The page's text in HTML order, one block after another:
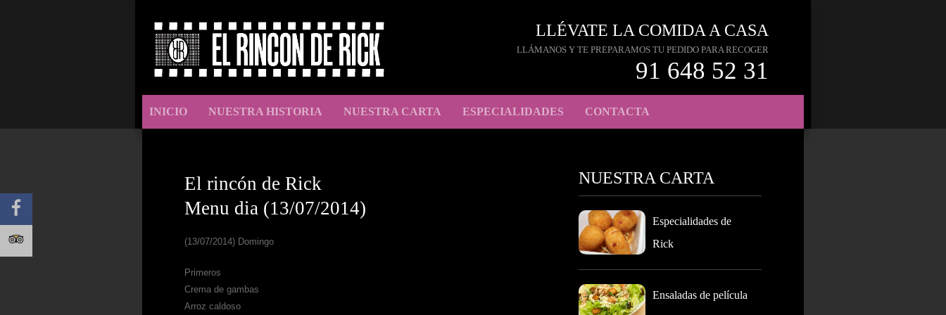
LLÉVATE LA COMIDA A CASA
LLÁMANOS Y TE PREPARAMOS TU PEDIDO PARA RECOGER
91 648 52 31
INICIO NUESTRA HISTORIA NUESTRA CARTA ESPECIALIDADES CONTACTA
El rincón de Rick
Menu dia (13/07/2014)
(13/07/2014) Domingo
Primeros
Crema de gambas
Arroz caldoso
NUESTRA CARTA
Especialidades de
Rick
Ensaladas de película